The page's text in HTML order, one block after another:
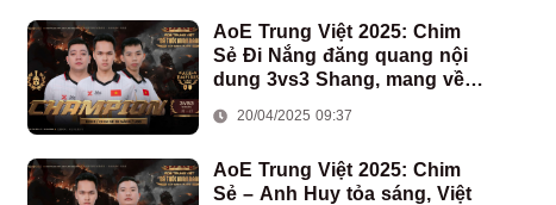
AoE Trung Việt 2025: Chim
Sẻ Đi Nắng đăng quang nội
dung 3vs3 Shang, mang về
đoàn AoE Việt Nam
20/04/2025 09:37
AoE Trung Việt 2025: Chim
Sẻ – Anh Huy tỏa sáng, Việt